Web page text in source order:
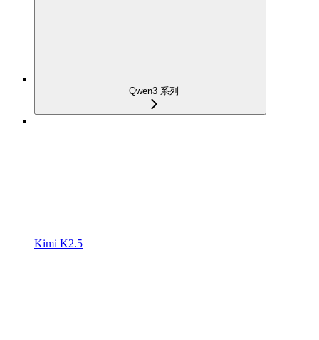
Qwen3 系列
Kimi K2.5